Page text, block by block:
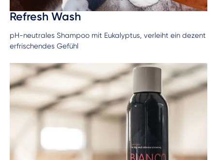
Refresh Wash
pH-neutrales Shampoo mit Eukalyptus, verleiht ein dezent
erfrischendes Gefühl